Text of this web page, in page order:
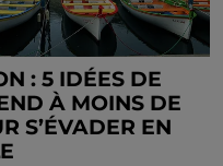
: 5 IDÉES DE
À MOINS DE
S’ÉVADER EN